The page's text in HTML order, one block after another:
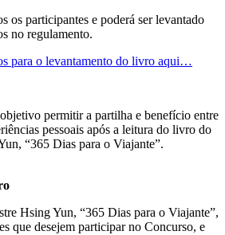
os participantes e poderá ser levantado
no regulamento.
para o levantamento do livro aqui…
permitir a partilha e benefício entre
pessoais após a leitura do livro do
“365 Dias para o Viajante”.
Hsing Yun, “365 Dias para o Viajante”,
que desejem participar no Concurso, e